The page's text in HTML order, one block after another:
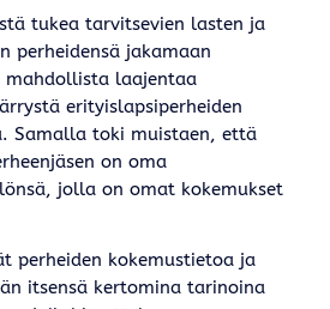
tukea tarvitsevien lasten ja
perheidensä jakamaan
mahdollista laajentaa
erityislapsiperheiden
Samalla toki muistaen, että
on oma
jolla on omat kokemukset
perheiden kokemustietoa ja
itsensä kertomina tarinoina